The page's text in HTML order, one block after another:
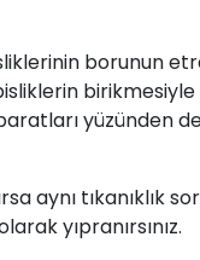
borunun
yüzünden de
aynı tıkanıklık
yıpranırsınız.